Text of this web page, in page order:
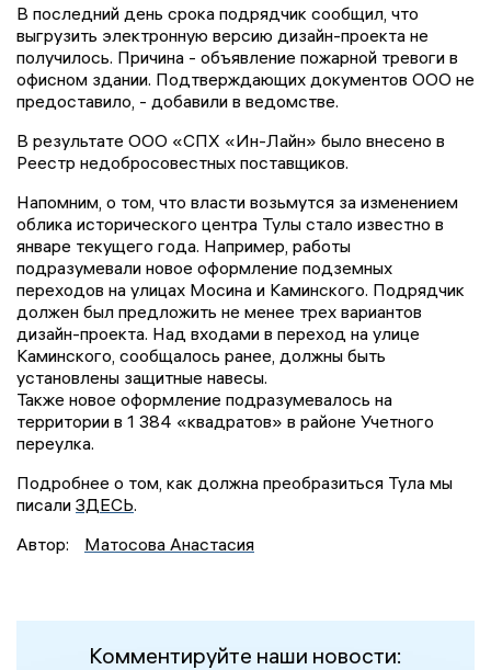
В последний день срока подрядчик сообщил, что
выгрузить электронную версию дизайн-проекта не
получилось. Причина - объявление пожарной тревоги в
офисном здании. Подтверждающих документов ООО не
предоставило, - добавили в ведомстве.
В результате ООО «СПХ «Ин-Лайн» было внесено в
Реестр недобросовестных поставщиков.
Напомним, о том, что власти возьмутся за изменением
облика исторического центра Тулы стало известно в
январе текущего года. Например, работы
подразумевали новое оформление подземных
переходов на улицах Мосина и Каминского. Подрядчик
должен был предложить не менее трех вариантов
дизайн-проекта. Над входами в переход на улице
Каминского, сообщалось ранее, должны быть
установлены защитные навесы.
Также новое оформление подразумевалось на
территории в 1 384 «квадратов» в районе Учетного
переулка.
Подробнее о том, как должна преобразиться Тула мы
писали ЗДЕСЬ.
Автор:
Матосова Анастасия
Комментируйте наши новости: